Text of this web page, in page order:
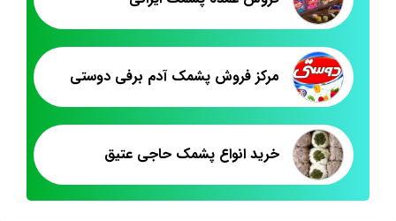
مرکز فروش پشمک آدم برفی دوستی
خرید انواع پشمک حاجی عتیق